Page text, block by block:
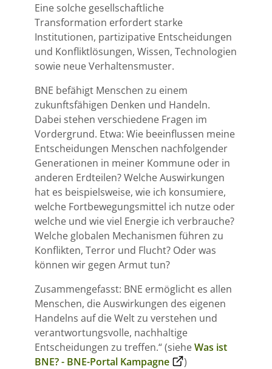
Eine solche gesellschaftliche
Transformation erfordert starke
Institutionen, partizipative Entscheidungen
und Konfliktlösungen, Wissen, Technologien
sowie neue Verhaltensmuster.
BNE befähigt Menschen zu einem
zukunftsfähigen Denken und Handeln.
Dabei stehen verschiedene Fragen im
Vordergrund. Etwa: Wie beeinflussen meine
Entscheidungen Menschen nachfolgender
Generationen in meiner Kommune oder in
anderen Erdteilen? Welche Auswirkungen
hat es beispielsweise, wie ich konsumiere,
welche Fortbewegungsmittel ich nutze oder
welche und wie viel Energie ich verbrauche?
Welche globalen Mechanismen führen zu
Konflikten, Terror und Flucht? Oder was
können wir gegen Armut tun?
Zusammengefasst: BNE ermöglicht es allen
Menschen, die Auswirkungen des eigenen
Handelns auf die Welt zu verstehen und
verantwortungsvolle, nachhaltige
Entscheidungen zu treffen.“ (sieheWas ist
BNE? - BNE-Portal Kampagne
)